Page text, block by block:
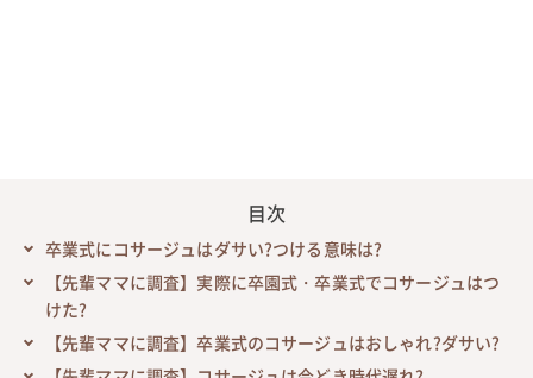
目次
卒業式にコサージュはダサい?つける意味は?
【先輩ママに調査】実際に卒園式・卒業式でコサージュはつ
けた?
【先輩ママに調査】卒業式のコサージュはおしゃれ?ダサい?